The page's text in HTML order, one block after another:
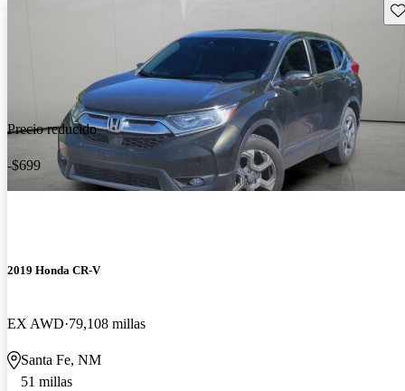
Precio reducido
-$699
2019 Honda CR-V
EX AWD 79,108 millas
Santa Fe, NM
51 millas